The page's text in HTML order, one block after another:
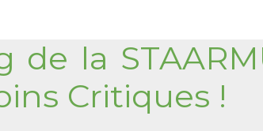
de la
Critiques !